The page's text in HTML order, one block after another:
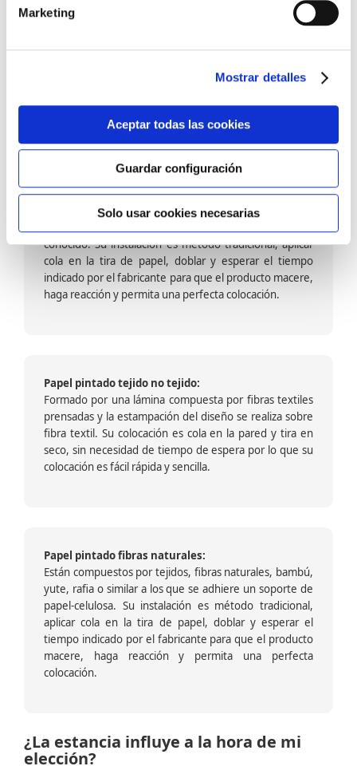
Marketing
Mostrar detalles
Aceptar todas las cookies
Guardar configuración
Solo usar cookies necesarias
barniz multiadherente en base agua. En zonas de
fuegos, se recomienda proteger con placas, silestone,
dado que el frotar en exceso dañaría el papel. Su
colocación es cola en la pared y tira en seco, sin
colocación es fácil rápida y sencilla.
Papel pintado calidad papel:
Formado por una capa de papel sobre un soporte de
conocido. Su instalación es método tradicional, aplicar
cola en la tira de papel, doblar y esperar el tiempo
indicado por el fabricante para que el producto macere,
haga reacción y permita una perfecta colocación.
Papel pintado tejido no tejido:
Formado por una lámina compuesta por fibras textiles
prensadas y la estampación del diseño se realiza sobre
fibra textil. Su colocación es cola en la pared y tira en
seco, sin necesidad de tiempo de espera por lo que su
colocación es fácil rápida y sencilla.
Papel pintado fibras naturales:
Están compuestos por tejidos, fibras naturales, bambú,
yute, rafia o similar a los que se adhiere un soporte de
papel-celulosa. Su instalación es método tradicional,
aplicar cola en la tira de papel, doblar y esperar el
tiempo indicado por el fabricante para que el producto
macere, haga reacción y permita una perfecta
colocación.
¿La estancia influye a la hora de mi
elección?